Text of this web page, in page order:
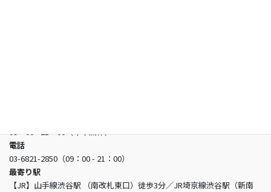
09：00 - 21：00（年中無休）
電話
03-6821-2850（09：00 - 21：00）
最寄り駅
【JR】山手線渋谷駅 （南改札東口）徒歩3分／JR埼京線渋谷駅（新南